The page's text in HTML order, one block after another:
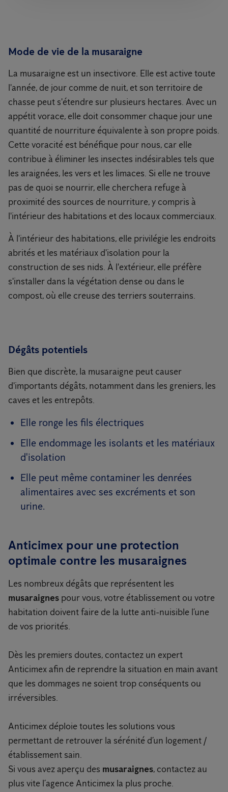
Mode de vie de la musaraigne
La musaraigne est un insectivore. Elle est active toute
l'année, de jour comme de nuit, et son territoire de
chasse peut s'étendre sur plusieurs hectares. Avec un
appétit vorace, elle doit consommer chaque jour une
quantité de nourriture équivalente à son propre poids.
Cette voracité est bénéfique pour nous, car elle
contribue à éliminer les insectes indésirables tels que
les araignées, les vers et les limaces. Si elle ne trouve
pas de quoi se nourrir, elle cherchera refuge à
proximité des sources de nourriture, y compris à
l'intérieur des habitations et des locaux commerciaux.
À l'intérieur des habitations, elle privilégie les endroits
abrités et les matériaux d'isolation pour la
construction de ses nids. À l'extérieur, elle préfère
s'installer dans la végétation dense ou dans le
compost, où elle creuse des terriers souterrains.
Dégâts potentiels
Bien que discrète, la musaraigne peut causer
d'importants dégâts, notamment dans les greniers, les
caves et les entrepôts.
Elle ronge les fils électriques
Elle endommage les isolants et les matériaux
d'isolation
Elle peut même contaminer les denrées
alimentaires avec ses excréments et son
urine.
Anticimex pour une protection
optimale contre les musaraignes
Les nombreux dégâts que représentent les
musaraignes pour vous, votre établissement ou votre
habitation doivent faire de la lutte anti-nuisible l’une
de vos priorités.
Dès les premiers doutes, contactez un expert
Anticimex afin de reprendre la situation en main avant
que les dommages ne soient trop conséquents ou
irréversibles.
Anticimex déploie toutes les solutions vous
permettant de retrouver la sérénité d’un logement /
établissement sain.
Si vous avez aperçu des musaraignes, contactez au
plus vite l’agence Anticimex la plus proche.